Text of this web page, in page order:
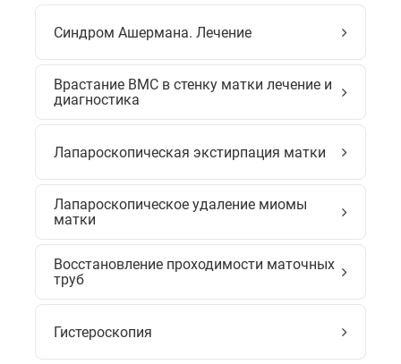
Синдром Ашермана. Лечение
Врастание ВМС в стенку матки лечение и
диагностика
Лапароскопическая экстирпация матки
Лапароскопическое удаление миомы
матки
Восстановление проходимости маточных
труб
Гистероскопия